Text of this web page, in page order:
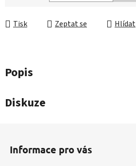
Tisk Zeptat se Hlídat
Popis
Diskuze
Informace pro vás